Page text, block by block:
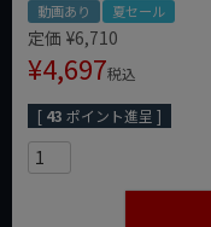
動画あり 夏セール
定価 ¥6,710
¥4,697税込
[ 43 ポイント進呈 ]